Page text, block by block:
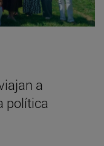
a
política